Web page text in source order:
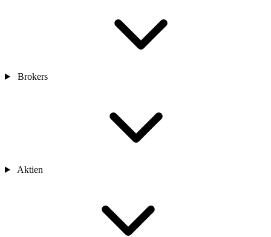
Brokers
Aktien